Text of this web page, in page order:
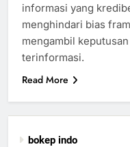
informasi yang
menghindari bias
mengambil
terinformasi.
Read More
bokep indo